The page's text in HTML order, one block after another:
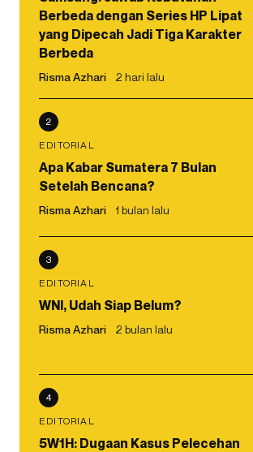
Berbeda dengan Series HP Lipat
yang Dipecah Jadi Tiga Karakter
Berbeda
Risma Azhari 2 hari lalu
2
EDITORIAL
Apa Kabar Sumatera 7 Bulan
Setelah Bencana?
Risma Azhari 1 bulan lalu
3
EDITORIAL
WNI, Udah Siap Belum?
Risma Azhari 2 bulan lalu
4
EDITORIAL
5W1H: Dugaan Kasus Pelecehan